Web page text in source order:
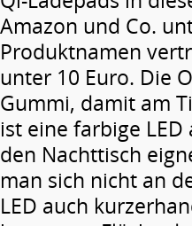
Amazon und Co.
Produktnamen
unter 10 Euro. Die
Gummi, damit am
ist eine farbige
den Nachttisch
man sich nicht an
LED auch